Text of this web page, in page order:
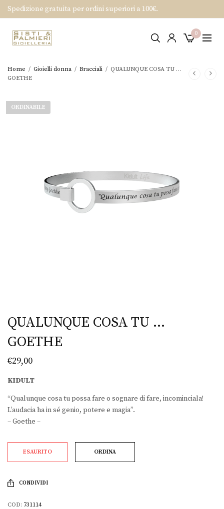
Spedizione gratuita per ordini superiori a 100€.
0
Home / Gioielli donna / Bracciali / QUALUNQUE COSA TU …
GOETHE
ORDINABILE
QUALUNQUE COSA TU …
GOETHE
€29,00
KIDULT
“Qualunque cosa tu possa fare o sognare di fare, incominciala!
L’audacia ha in sé genio, potere e magia”.
– Goethe –
ESAURITO ORDINA
CONDIVIDI
COD: 731114